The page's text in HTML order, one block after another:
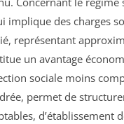
implique des charges
représentant
un avantage
sociale moins
permet de
d’établissement